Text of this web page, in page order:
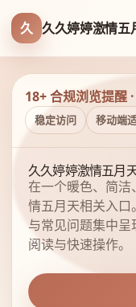
久 久久婷婷激情五
18+ 合规浏览提醒
稳定访问 移动端
久久婷婷激情五月
在一个暖色、简
情五月天相关入
与常见问题集中
阅读与快速操作。